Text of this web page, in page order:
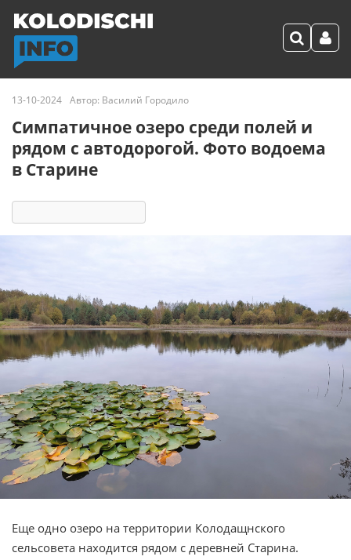
13-10-2024 Автор: Василий Городило
Симпатичное озеро среди полей и
рядом с автодорогой. Фото водоема
в Старине
Еще одно озеро на территории Колодащнского
сельсовета находится рядом с деревней Старина.